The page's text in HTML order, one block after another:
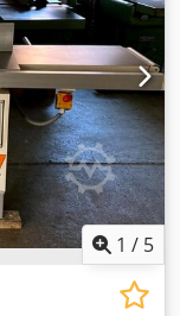
1 / 5